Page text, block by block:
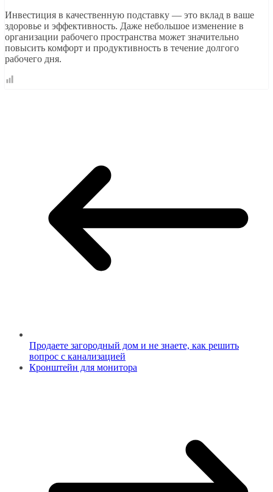
Инвестиция в качественную подставку — это вклад в ваше
здоровье и эффективность. Даже небольшое изменение в
организации рабочего пространства может значительно
повысить комфорт и продуктивность в течение долгого
рабочего дня.
Продаете загородный дом и не знаете, как решить
вопрос с канализацией
Кронштейн для монитора